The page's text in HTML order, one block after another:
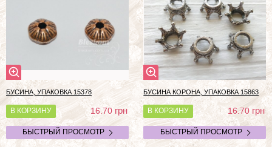
БУСИНА, УПАКОВКА 15378
В КОРЗИНУ 16.70грн
БЫСТРЫЙ ПРОСМОТР
БУСИНА КОРОНА, УПАКОВКА 15863
В КОРЗИНУ 16.70грн
БЫСТРЫЙ ПРОСМОТР